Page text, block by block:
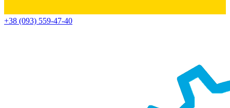
+38 (093) 559-47-40